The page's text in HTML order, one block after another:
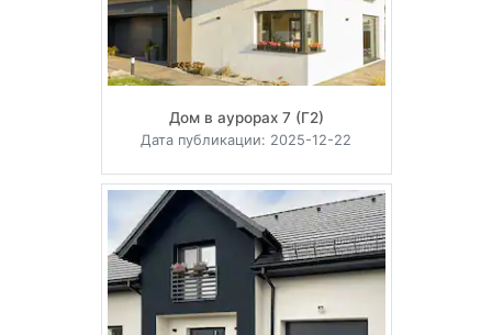
Дом в аурорах 7 (Г2)
Дата публикации: 2025-12-22